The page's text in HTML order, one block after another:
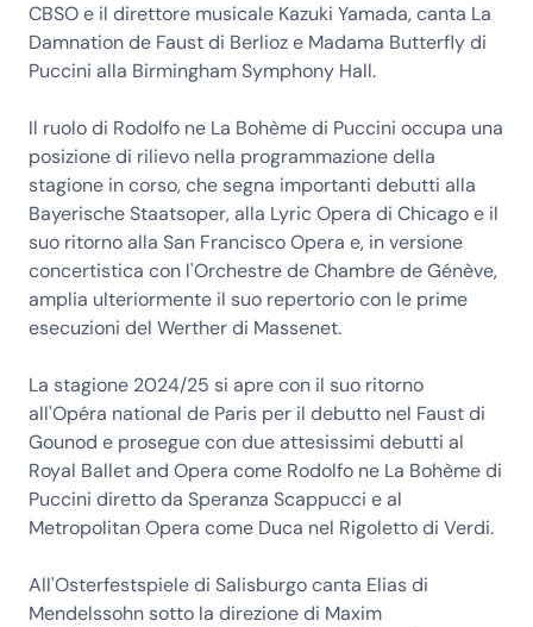
CBSO e il direttore musicale Kazuki Yamada, canta La
Damnation de Faust di Berlioz e Madama Butterfly di
Puccini alla Birmingham Symphony Hall.
Il ruolo di Rodolfo ne La Bohème di Puccini occupa una
posizione di rilievo nella programmazione della
stagione in corso, che segna importanti debutti alla
Bayerische Staatsoper, alla Lyric Opera di Chicago e il
suo ritorno alla San Francisco Opera e, in versione
concertistica con l'Orchestre de Chambre de Génève,
amplia ulteriormente il suo repertorio con le prime
esecuzioni del Werther di Massenet.
La stagione 2024/25 si apre con il suo ritorno
all'Opéra national de Paris per il debutto nel Faust di
Gounod e prosegue con due attesissimi debutti al
Royal Ballet and Opera come Rodolfo ne La Bohème di
Puccini diretto da Speranza Scappucci e al
Metropolitan Opera come Duca nel Rigoletto di Verdi.
All'Osterfestspiele di Salisburgo canta Elias di
Mendelssohn sotto la direzione di Maxim